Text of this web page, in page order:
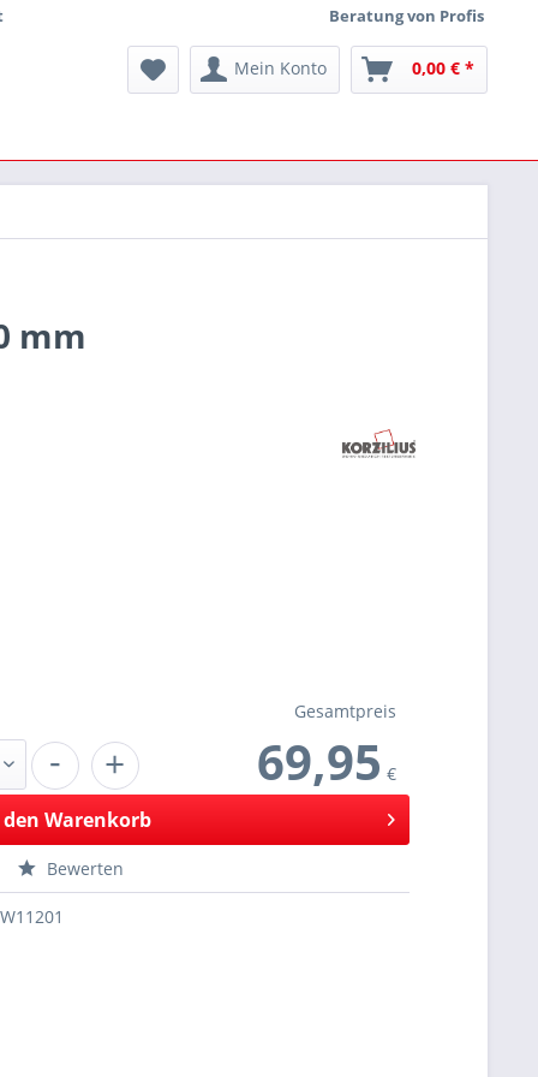
Beratung von Profis
Mein Konto 0,00 € *
mm
+
-
Gesamtpreis
69,95 €
Warenkorb
Bewerten